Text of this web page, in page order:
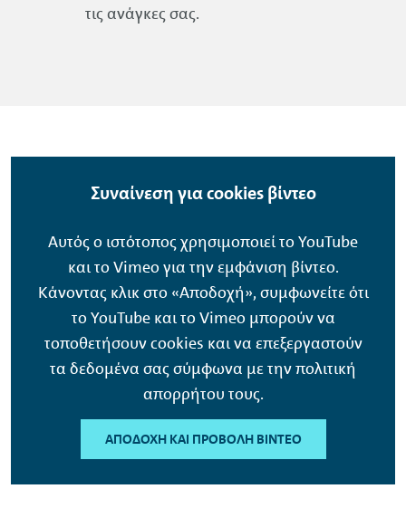
τις ανάγκες σας.
Συναίνεση για cookies βίντεο
Αυτός ο ιστότοπος χρησιμοποιεί το YouTube
και το Vimeo για την εμφάνιση βίντεο.
Κάνοντας κλικ στο «Αποδοχή», συμφωνείτε ότι
το YouTube και το Vimeo μπορούν να
τοποθετήσουν cookies και να επεξεργαστούν
τα δεδομένα σας σύμφωνα με την πολιτική
απορρήτου τους.
ΑΠΟΔΟΧΉ ΚΑΙ ΠΡΟΒΟΛΉ ΒΊΝΤΕΟ